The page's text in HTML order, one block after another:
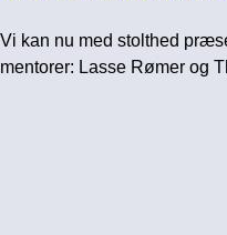
Vi kan nu med stolthed
mentorer: Lasse Rømer og